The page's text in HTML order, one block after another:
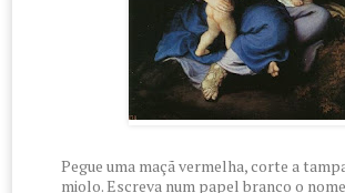
Pegue uma maçã vermelha, corte a
miolo. Escreva num papel branco o